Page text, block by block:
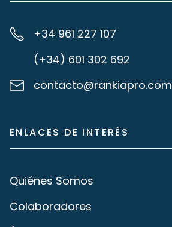
+34 961 227 107
(+34) 601 302 692
contacto@rankiapro.com
ENLACES DE INTERÉS
Quiénes Somos
Colaboradores